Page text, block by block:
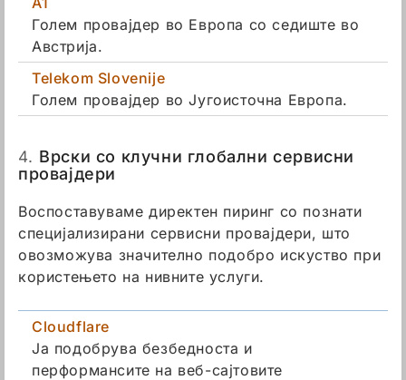
Голем провајдер во Европа со седиште во
Австрија.
Telekom Slovenije
Голем провајдер во Југоисточна Европа.
4. Врски со клучни глобални сервисни
провајдери
Воспоставуваме директен пиринг со познати
специјализирани сервисни провајдери, што
овозможува значително подобро искуство при
користењето на нивните услуги.
Cloudflare
Ја подобрува безбедноста и
перформансите на веб-сајтовите